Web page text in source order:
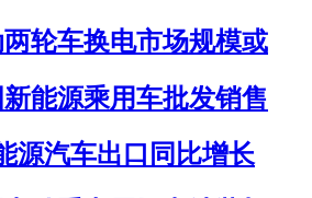
两轮车换电市场规模或
能源乘用车批发销售
源汽车出口同比增长